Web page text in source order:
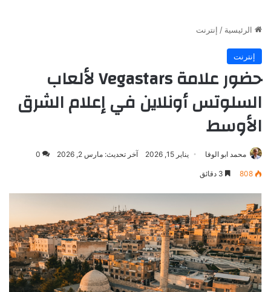
الرئيسية / إنترنت
إنترنت
حضور علامة Vegastars لألعاب
السلوتس أونلاين في إعلام الشرق
الأوسط
محمد ابو الوفا يناير 15, 2026 آخر تحديث: مارس 2, 2026 0
808